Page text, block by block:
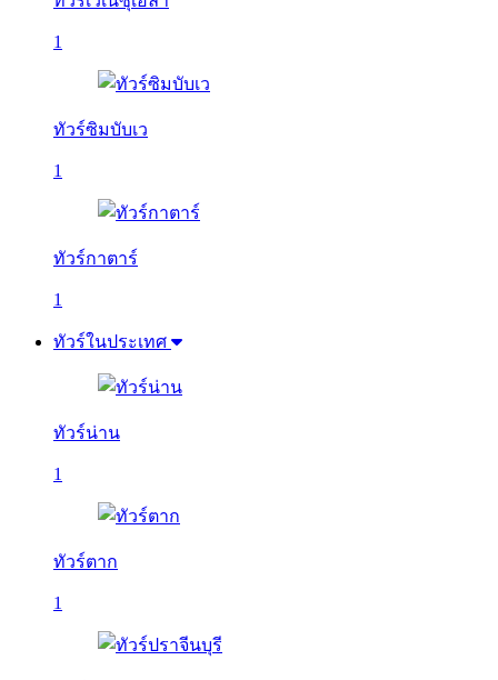
1
ทัวร์ซิมบับเว
1
ทัวร์กาตาร์
1
ทัวร์ในประเทศ
ทัวร์น่าน
1
ทัวร์ตาก
1